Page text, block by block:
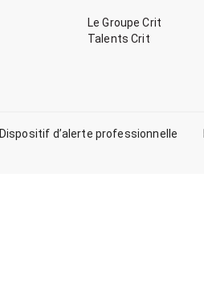
Le Groupe Crit
Talents Crit
Dispositif d’alerte professionnelle